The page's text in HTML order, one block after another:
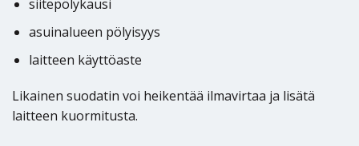
siitepölykausi
asuinalueen pölyisyys
laitteen käyttöaste
Likainen suodatin voi heikentää ilmavirtaa ja lisätä
laitteen kuormitusta.